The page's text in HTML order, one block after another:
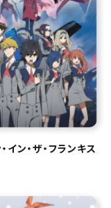
イン・ザ・フランキス